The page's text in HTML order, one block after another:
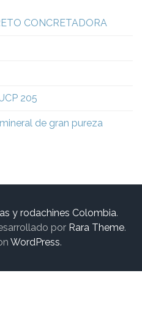
CONCRETADORA
205
de gran pureza
y rodachines Colombia.
por Rara Theme.
WordPress.